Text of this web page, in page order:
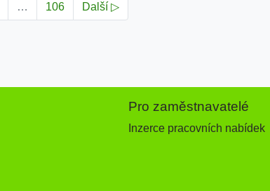
… 106 Další ▷
Pro zaměstnavatelé
Inzerce pracovních nabídek